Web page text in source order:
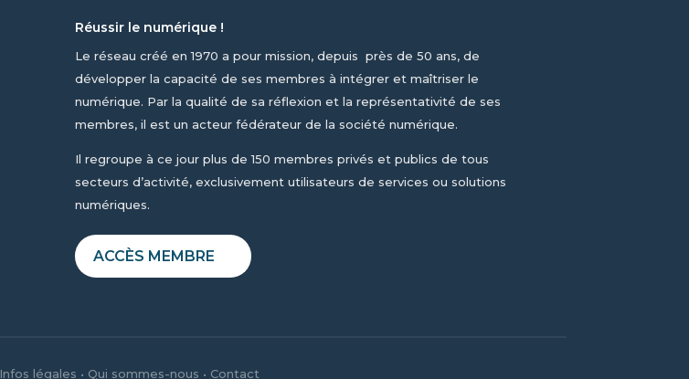
Réussir le numérique !
Le réseau créé en 1970 a pour mission, depuis près de 50 ans, de
développer la capacité de ses membres à intégrer et maîtriser le
numérique. Par la qualité de sa réflexion et la représentativité de ses
membres, il est un acteur fédérateur de la société numérique.
Il regroupe à ce jour plus de 150 membres privés et publics de tous
secteurs d’activité, exclusivement utilisateurs de services ou solutions
numériques.
ACCÈS MEMBRE
Infos légales • Qui sommes-nous • Contact